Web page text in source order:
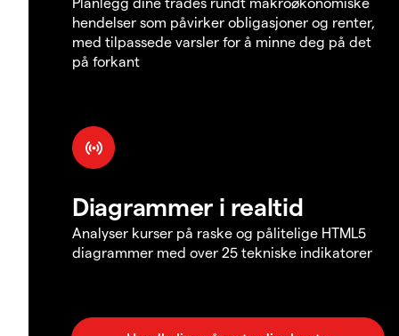
hendelser som påvirker obligasjoner og renter,
med tilpassede varsler for å minne deg på det
på forkant
Diagrammer i realtid
Analyser kurser på raske og pålitelige HTML5
diagrammer med over 25 tekniske indikatorer